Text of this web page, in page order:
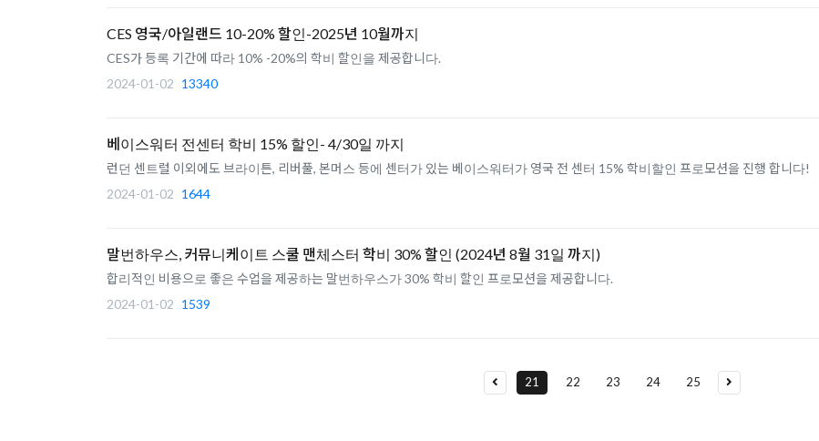
CES 영국/아일랜드 10-20% 할인-2025년 10월까지
CES가 등록 기간에 따라 10% -20%의 학비 할인을 제공합니다.
2024-01-02 13340
베이스워터 전센터 학비 15% 할인- 4/30일 까지
런던 센트럴 이외에도 브라이튼, 리버풀, 본머스 등에 센터가 있는 베이스워터가 영국 전 센터 15% 학비할인 프로모션을 진행 합니다!
2024-01-02 1644
말번하우스, 커뮤니케이트 스쿨 맨체스터 학비 30% 할인 (2024년 8월 31일 까지)
합리적인 비용으로 좋은 수업을 제공하는 말번하우스가 30% 학비 할인 프로모션을 제공합니다.
2024-01-02 1539
21 22 23 24 25